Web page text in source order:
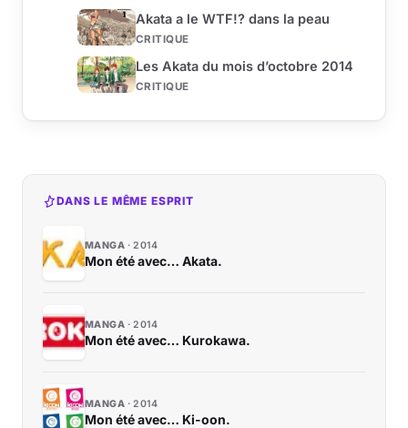
Akata a le WTF!? dans la peau
CRITIQUE
Les Akata du mois d’octobre 2014
CRITIQUE
DANS LE MÊME ESPRIT
MANGA 2014
Mon été avec… Akata.
MANGA 2014
Mon été avec… Kurokawa.
MANGA 2014
Mon été avec… Ki-oon.